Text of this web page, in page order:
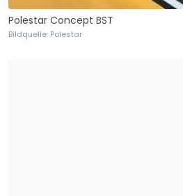
Polestar Concept BST
Bildquelle: Polestar